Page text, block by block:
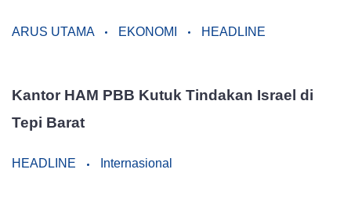
ARUS UTAMA EKONOMI HEADLINE
Kantor HAM PBB Kutuk Tindakan Israel di
Tepi Barat
HEADLINE Internasional